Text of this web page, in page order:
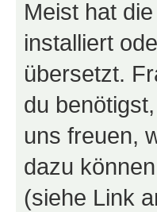
Meist hat
installiert
übersetzt.
du
uns freuen,
dazu
(siehe Link